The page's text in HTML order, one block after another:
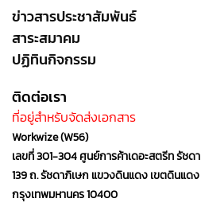
ข่าวสารประชาสัมพันธ์
สาระสมาคม
ปฏิทินกิจกรรม
ติดต่อเรา
ที่อยู่สำหรับจัดส่งเอกสาร
Workwize (W56)
เลขที่ 301-304 ศูนย์การค้าเดอะสตรีท รัชดา
139 ถ. รัชดาภิเษก แขวงดินแดง เขตดินแดง
กรุงเทพมหานคร 10400